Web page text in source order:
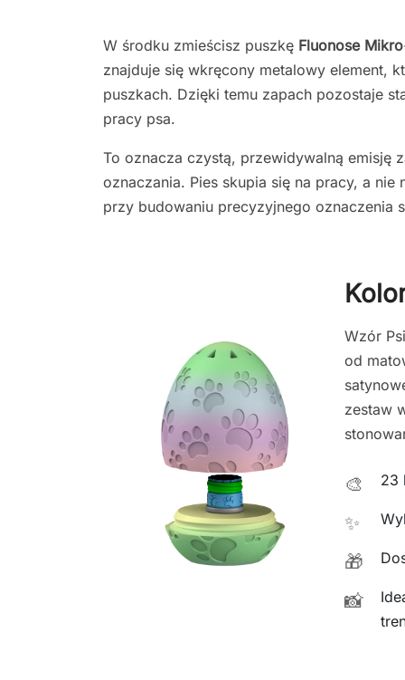
W środku zmieścisz puszkę Fluonose
znajduje się wkręcony metalowy element,
puszkach. Dzięki temu zapach pozostaje
pracy psa.
To oznacza czystą, przewidywalną emisję
oznaczania. Pies skupia się na pracy, a nie
przy budowaniu precyzyjnego oznaczenia
Wzór
od
zestaw
🎨 23
✨
🎁
📸